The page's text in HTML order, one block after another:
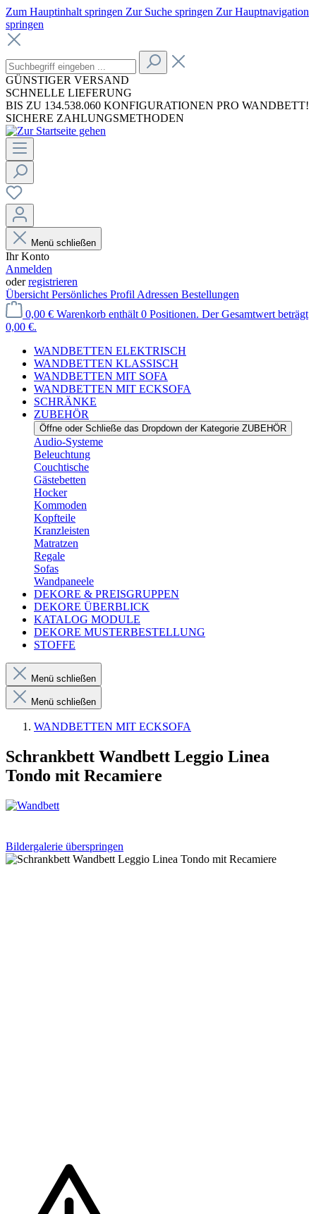
Zum Hauptinhalt springen Zur Suche springen Zur Hauptnavigation
springen
GÜNSTIGER VERSAND
SCHNELLE LIEFERUNG
BIS ZU 134.538.060 KONFIGURATIONEN PRO WANDBETT!
SICHERE ZAHLUNGSMETHODEN
Menü schließen
Ihr Konto
Anmelden
oderregistrieren
Übersicht Persönliches Profil Adressen Bestellungen
0,00 € Warenkorb enthält 0 Positionen. Der Gesamtwert beträgt
0,00 €.
WANDBETTEN ELEKTRISCH
WANDBETTEN KLASSISCH
WANDBETTEN MIT SOFA
WANDBETTEN MIT ECKSOFA
SCHRÄNKE
ZUBEHÖR
Öffne oder Schließe das Dropdown der Kategorie ZUBEHÖR
Audio-Systeme
Beleuchtung
Couchtische
Gästebetten
Hocker
Kommoden
Kopfteile
Kranzleisten
Matratzen
Regale
Sofas
Wandpaneele
DEKORE & PREISGRUPPEN
DEKORE ÜBERBLICK
KATALOG MODULE
DEKORE MUSTERBESTELLUNG
STOFFE
Menü schließen
Menü schließen
WANDBETTEN MIT ECKSOFA
Schrankbett Wandbett Leggio Linea
Tondo mit Recamiere
Bildergalerie überspringen